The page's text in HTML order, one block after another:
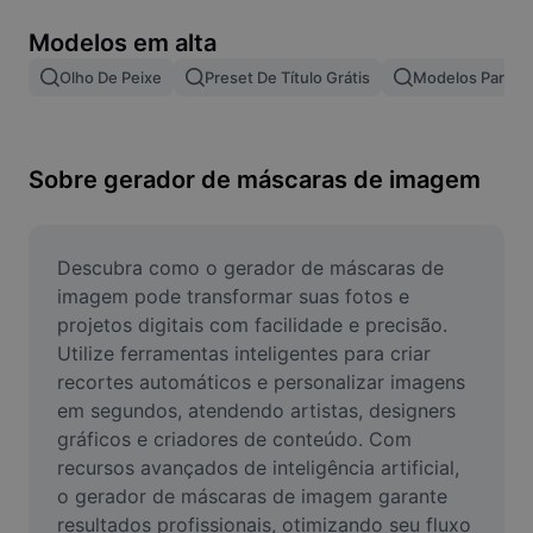
Mesclar imagens
Redimensionar Imagem
Criador de Memes
AI Text Remover
AI People Remover
AI Inpainting
Face Cutout
Modelos em alta
Olho De Peixe Preset De Título Grátis Modelos Para
Sobre gerador de máscaras de imagem
Descubra como o gerador de máscaras de
imagem pode transformar suas fotos e
projetos digitais com facilidade e precisão.
Utilize ferramentas inteligentes para criar
recortes automáticos e personalizar imagens
em segundos, atendendo artistas, designers
gráficos e criadores de conteúdo. Com
recursos avançados de inteligência artificial,
o gerador de máscaras de imagem garante
resultados profissionais, otimizando seu fluxo